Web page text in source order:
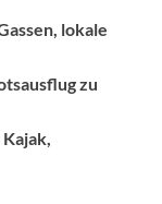
lokale
zu